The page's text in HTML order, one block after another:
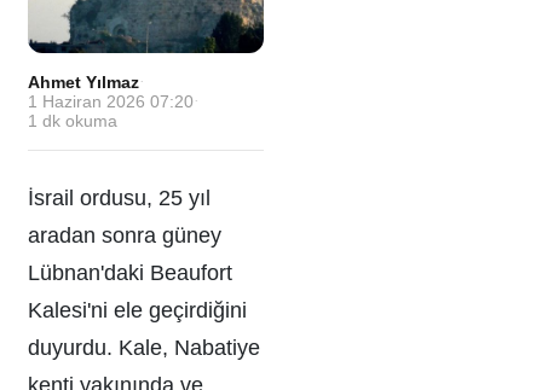
Ahmet Yılmaz·
1 Haziran 2026 07:20 ·
1 dk okuma
İsrail ordusu, 25 yıl
aradan sonra güney
Lübnan'daki Beaufort
Kalesi'ni ele geçirdiğini
duyurdu. Kale, Nabatiye
kenti yakınında ve